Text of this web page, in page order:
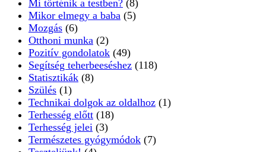
Mi történik a testben? (8)
Mikor elmegy a baba (5)
Mozgás (6)
Otthoni munka (2)
Pozitív gondolatok (49)
Segítség teherbeeséshez (118)
Statisztikák (8)
Szülés (1)
Technikai dolgok az oldalhoz (1)
Terhesség előtt (18)
Terhesség jelei (3)
Természetes gyógymódok (7)